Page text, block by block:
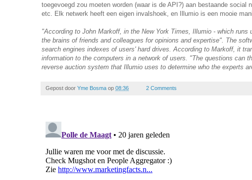
toegevoegd zou moeten worden (waar is de API?) aan bestaande social
etc. Elk netwerk heeft een eigen invalshoek, en Illumio is een mooie
"According to John Markoff, in the New York Times, Illumio - which
the brains of friends and colleagues for opinions and expertise". The
search engines indexes of users' hard drives. According to Markoff, it
information to the computers in a network of users. "The questions can
reverse auction system that Illumio uses to determine who the experts
Gepost door Yme Bosma op 08:36 2 Comments